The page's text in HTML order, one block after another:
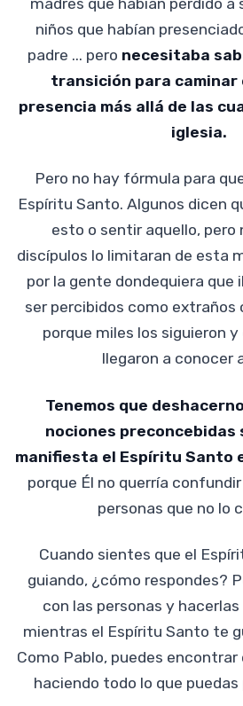
niños que habían
padre ... pero necesitaba
transición para caminar
presencia más allá de las
iglesia.
Pero no hay fórmula para
Espíritu Santo. Algunos dicen
esto o sentir aquello, pero
discípulos lo limitaran de esta
por la gente dondequiera que
ser percibidos como extraños
porque miles los siguieron
llegaron a conocer
Tenemos que
nociones preconcebidas
manifiesta el Espíritu Santo
porque Él no querría
personas que no lo
Cuando sientes que el
guiando, ¿cómo respondes?
con las personas y
mientras el Espíritu Santo te
Como Pablo, puedes
haciendo todo lo que